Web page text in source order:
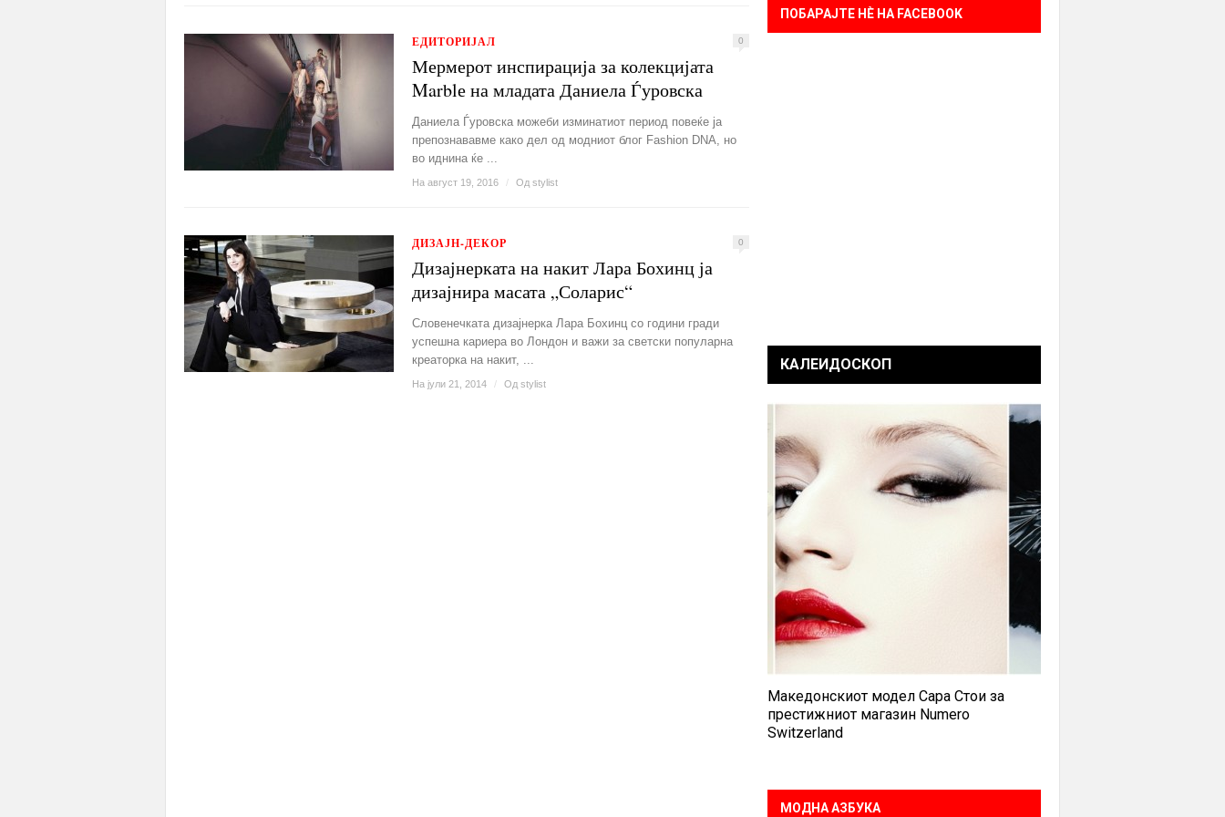
ЕДИТОРИЈАЛ 0
Мермерот инспирација за колекцијата
Marblе на младата Даниела Ѓуровска
Даниела Ѓуровска можеби изминатиот период повеќе ја
препознававме како дел од модниот блог Fashion DNA, но
во иднина ќе ...
На август 19, 2016 / Од stylist
ДИЗАЈН-ДЕКОР 0
Дизајнерката на накит Лара Бохинц ја
дизајнира масата „Соларис“
Словенечката дизајнерка Лара Бохинц со години гради
успешна кариера во Лондон и важи за светски популарна
креаторка на накит, ...
На јули 21, 2014 / Од stylist
ПОБАРАЈТЕ НÈ НА FACEBOOK
КАЛЕИДОСКОП
Македонскиот модел Сара Стои за
престижниот магазин Numero
Switzerland
МОДНА АЗБУКА